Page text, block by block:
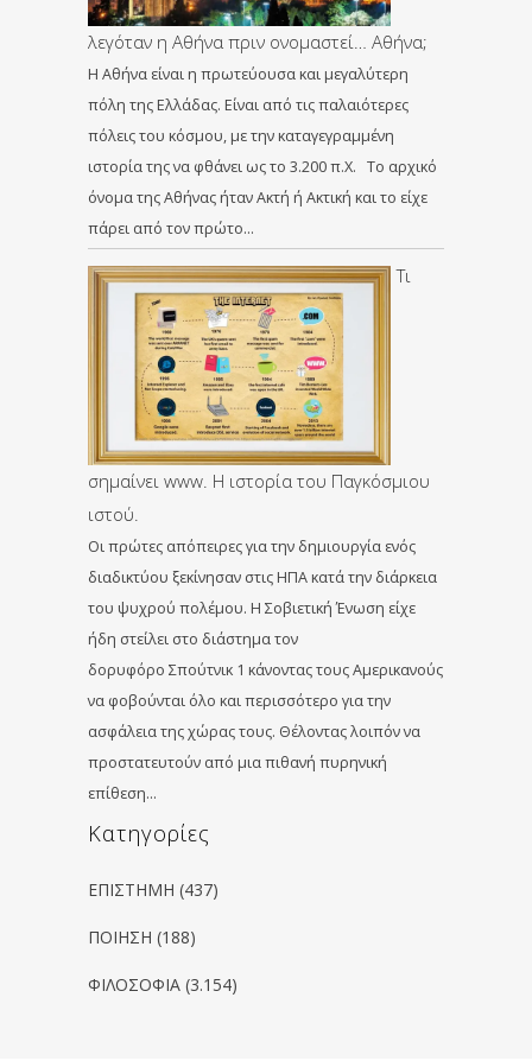
λεγόταν η Αθήνα πριν ονομαστεί… Αθήνα;
Η Αθήνα είναι η πρωτεύουσα και μεγαλύτερη
πόλη της Ελλάδας. Είναι από τις παλαιότερες
πόλεις του κόσμου, με την καταγεγραμμένη
ιστορία της να φθάνει ως το 3.200 π.Χ. Το αρχικό
όνομα της Αθήνας ήταν Ακτή ή Ακτική και το είχε
πάρει από τον πρώτο…
Τι
σημαίνει www. Η ιστορία του Παγκόσμιου
ιστού.
Οι πρώτες απόπειρες για την δημιουργία ενός
διαδικτύου ξεκίνησαν στις ΗΠΑ κατά την διάρκεια
του ψυχρού πολέμου. Η Σοβιετική Ένωση είχε
ήδη στείλει στο διάστημα τον
δορυφόρο Σπούτνικ 1 κάνοντας τους Αμερικανούς
να φοβούνται όλο και περισσότερο για την
ασφάλεια της χώρας τους. Θέλοντας λοιπόν να
προστατευτούν από μια πιθανή πυρηνική
επίθεση…
Kατηγορίες
ΕΠΙΣΤΗΜΗ (437)
ΠΟΙΗΣΗ (188)
ΦΙΛΟΣΟΦΙΑ (3.154)